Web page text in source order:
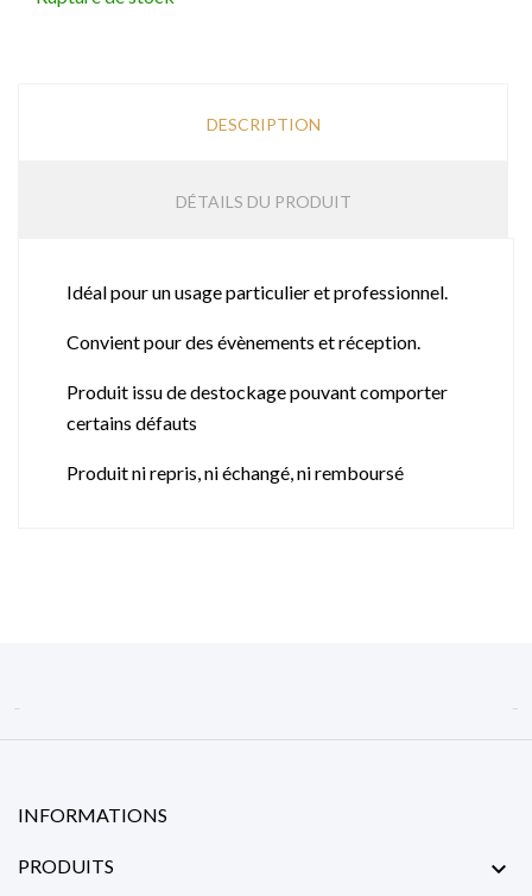
DESCRIPTION
DÉTAILS DU PRODUIT
Idéal pour un usage particulier et professionnel.
Convient pour des évènements et réception.
Produit issu de destockage pouvant comporter
certains défauts
Produit ni repris, ni échangé, ni remboursé
 
INFORMATIONS
PRODUITS 